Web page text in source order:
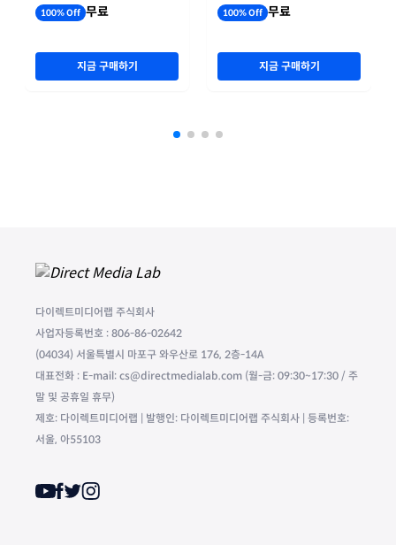
100% Off 무료
지금 구매하기
100% Off 무료
지금 구매하기
다이렉트미디어랩 주식회사
사업자등록번호 : 806-86-02642
(04034) 서울특별시 마포구 와우산로 176, 2층-14A
대표전화 : E-mail: cs@directmedialab.com (월-금: 09:30~17:30 / 주
말 및 공휴일 휴무)
제호: 다이렉트미디어랩 | 발행인: 다이렉트미디어랩 주식회사 | 등록번호:
서울, 아55103